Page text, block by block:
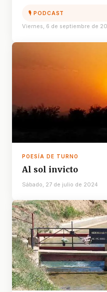
🎙 PODCAST
Viernes, 6 de septiembre de
POESÍA DE TURNO
Al sol invicto
Sábado, 27 de julio de 2024